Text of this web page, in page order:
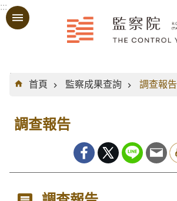
跳到主要內容區塊
:::
:::
首頁
監察成果查詢 調查報告
調查報告